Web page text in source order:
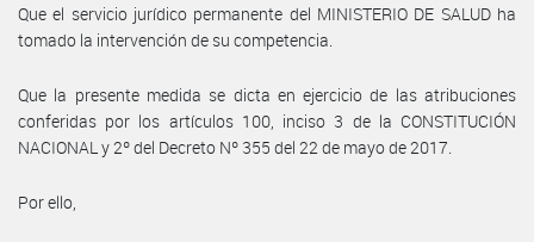
Que el servicio jurídico permanente del MINISTERIO DE SALUD ha
tomado la intervención de su competencia.
Que la presente medida se dicta en ejercicio de las atribuciones
conferidas por los artículos 100, inciso 3 de la CONSTITUCIÓN
NACIONAL y 2º del Decreto Nº 355 del 22 de mayo de 2017.
Por ello,